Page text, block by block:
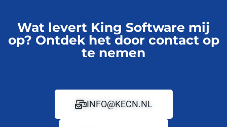
Wat levert King Software mij
op? Ontdek het door contact op
te nemen
INFO@KECN.NL